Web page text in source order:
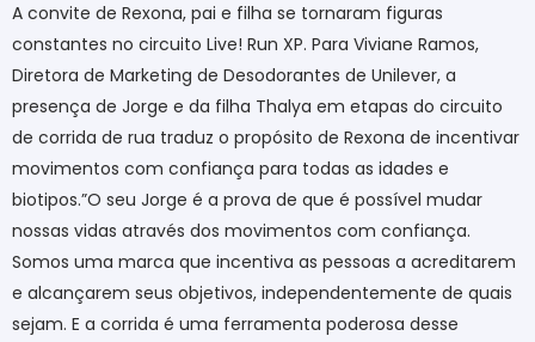
A convite de Rexona, pai e filha se tornaram figuras
constantes no circuito Live! Run XP. Para Viviane Ramos,
Diretora de Marketing de Desodorantes de Unilever, a
presença de Jorge e da filha Thalya em etapas do circuito
de corrida de rua traduz o propósito de Rexona de incentivar
movimentos com confiança para todas as idades e
biotipos.”O seu Jorge é a prova de que é possível mudar
nossas vidas através dos movimentos com confiança.
Somos uma marca que incentiva as pessoas a acreditarem
e alcançarem seus objetivos, independentemente de quais
sejam. E a corrida é uma ferramenta poderosa desse